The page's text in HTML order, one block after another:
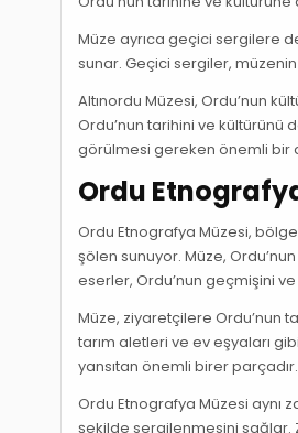
Müze ayrıca geçici sergilere
sunar. Geçici sergiler,
Altınordu Müzesi, Ordu’nun
Ordu’nun tarihini ve kültürünü
görülmesi gereken önemli bir
Ordu
Ordu Etnografya Müzesi,
şölen sunuyor. Müze,
eserler, Ordu’nun geçmişini
Müze, ziyaretçilere Ordu’nun
tarım aletleri ve ev eşyaları
yansıtan önemli birer parçadır.
Ordu Etnografya Müzesi aynı
şekilde sergilenmesini sağlar.